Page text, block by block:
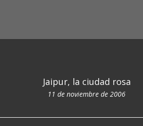
Jaipur, la ciudad rosa
11 de noviembre de 2006